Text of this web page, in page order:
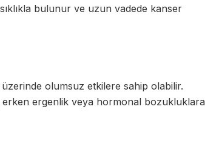
bulunur ve uzun vadede kanser
olumsuz etkilere sahip olabilir.
ergenlik veya hormonal bozukluklara